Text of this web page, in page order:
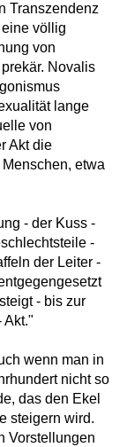
Transzendenz
völlig
von
Novalis
lange
von
Akt die
etwa
- der Kuss -
-
der Leiter -
- bis zur
Akt."
wenn man in
nicht so
das den Ekel
steigern wird.
Vorstellungen